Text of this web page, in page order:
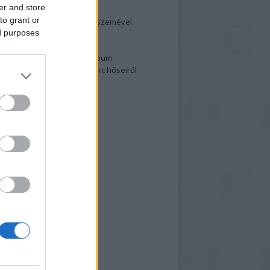
and store
grant or
purposes
és anatómia
egy holland fotós szemével
fotók 2015-ből
a nagy meztelen album
meg a 48-as szabadságharc hőseiről
fotókat!
feliratkozás